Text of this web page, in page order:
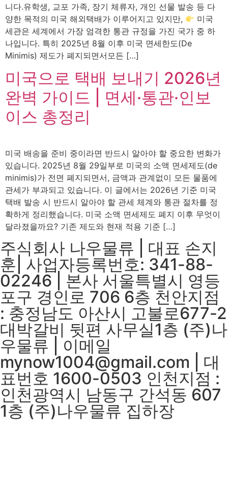
니다.유학생, 교포 가족, 장기 체류자, 개인 선물 발송 등 다
양한 목적의 미국 해외택배가 이루어지고 있지만,
미국
세관은 세계에서 가장 엄격한 통관 규정을 가진 국가 중 하
나입니다. 특히 2025년 8월 이후 미국 면세한도(De
Minimis) 제도가 폐지되면서모든 […]
미국으로 택배 보내기 2026년
완벽 가이드 | 면세·통관·인보
이스 총정리
미국 배송을 준비 중이라면 반드시 알아야 할 중요한 변화가
있습니다. 2025년 8월 29일부로 미국의 소액 면세제도(de
minimis)가 전면 폐지되면서, 금액과 관계없이 모든 물품에
관세가 부과되고 있습니다. 이 글에서는 2026년 기준 미국
택배 발송 시 반드시 알아야 할 관세 체계와 통관 절차를 정
확하게 정리했습니다. 미국 소액 면세제도 폐지 이후 무엇이
달라졌을까요? 기존 제도와 현재 적용 기준 […]
주식회사 나우물류 | 대표 손지
훈| 사업자등록번호: 341-88-
02246 | 본사 서울특별시 영등
포구 경인로 706 6층 천안지점
: 충정남도 아산시 고불로677-2
대박갈비 뒷편 사무실1층 (주)나
우물류 | 이메일
mynow1004@gmail.com | 대
표번호 1600-0503 인천지점 :
인천광역시 남동구 간석동 607
1층 (주)나우물류 집하장